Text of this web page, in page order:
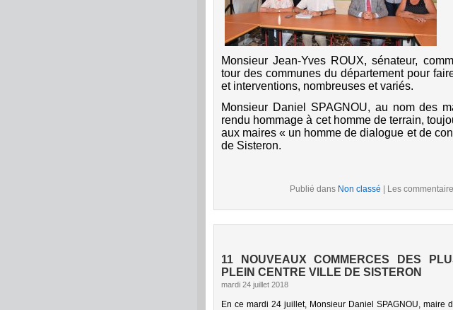
Monsieur Jean-Yves ROUX, sénateur,
tour des communes du département pour
et interventions, nombreuses et variés.
Monsieur Daniel SPAGNOU, au nom des
rendu hommage à cet homme de terrain,
aux maires « un homme de dialogue et de
de Sisteron.
Publié dans Non classé Les
11 NOUVEAUX COMMERCES DES
PLEIN CENTRE VILLE DE SISTERON
mardi 24 juillet 2018
En ce mardi 24 juillet, Monsieur Daniel SPAGNOU, maire